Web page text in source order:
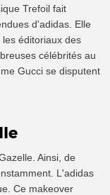
Trefoil fait
d'adidas. Elle
éditoriaux des
célébrités au
Gucci se disputent
Ainsi, de
L'adidas
Ce makeover